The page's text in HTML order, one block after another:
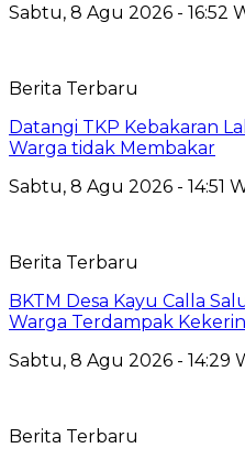
Sabtu, 8 Agu 2026 - 16:52
Berita Terbaru
Datangi TKP Kebakaran
Warga tidak Membakar
Sabtu, 8 Agu 2026 - 14:51
Berita Terbaru
BKTM Desa Kayu Calla
Warga Terdampak
Sabtu, 8 Agu 2026 - 14:29
Berita Terbaru